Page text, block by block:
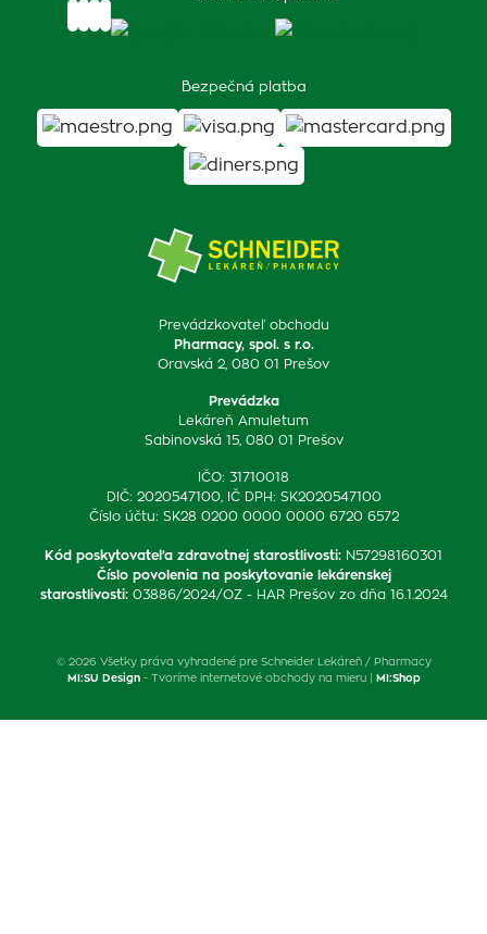
Prevádzkovateľ obchodu
Pharmacy, spol. s r.o.
Oravská 2, 080 01 Prešov
Prevádzka
Lekáreň Amuletum
Sabinovská 15, 080 01 Prešov
IČO: 31710018
DIČ: 2020547100, IČ DPH: SK2020547100
Číslo účtu: SK28 0200 0000 0000 6720 6572
Kód poskytovateľa zdravotnej starostlivosti: N57298160301
Číslo povolenia na poskytovanie lekárenskej
starostlivosti: 03886/2024/OZ - HAR Prešov zo dňa 16.1.2024
Bezpečná platba
© 2026 Všetky práva vyhradené pre Schneider Lekáreň / Pharmacy
MI:SU Design- Tvoríme internetové obchody na mieru | MI:Shop